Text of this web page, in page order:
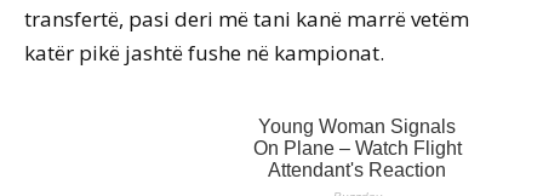
transfertë, pasi deri më tani kanë marrë vetëm
katër pikë jashtë fushe në kampionat.